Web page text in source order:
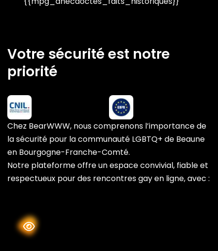
Votre sécurité est notre
priorité
Chez BearWWW, nous comprenons l’importance de
la sécurité pour la communauté LGBTQ+ de Beaune
en Bourgogne-Franche-Comté.
Notre plateforme offre un espace convivial, fiable et
respectueux pour des rencontres gay en ligne, avec :